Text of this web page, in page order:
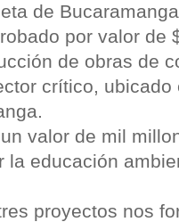
de
por valor de
de obras de
crítico, ubicado
valor de mil
la educación
proyectos nos